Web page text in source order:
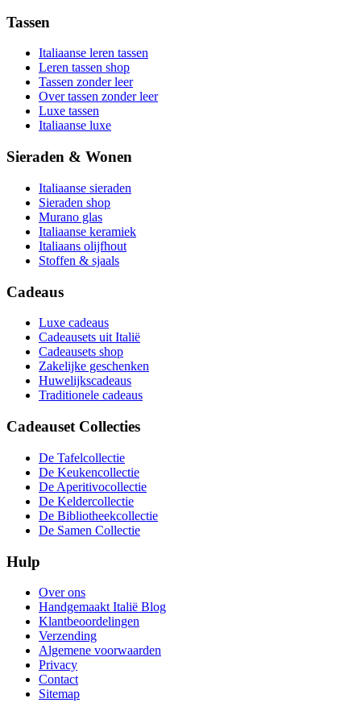
Tassen
Italiaanse leren tassen
Leren tassen shop
Tassen zonder leer
Over tassen zonder leer
Luxe tassen
Italiaanse luxe
Sieraden & Wonen
Italiaanse sieraden
Sieraden shop
Murano glas
Italiaanse keramiek
Italiaans olijfhout
Stoffen & sjaals
Cadeaus
Luxe cadeaus
Cadeausets uit Italië
Cadeausets shop
Zakelijke geschenken
Huwelijkscadeaus
Traditionele cadeaus
Cadeauset Collecties
De Tafelcollectie
De Keukencollectie
De Aperitivocollectie
De Keldercollectie
De Bibliotheekcollectie
De Samen Collectie
Hulp
Over ons
Handgemaakt Italië Blog
Klantbeoordelingen
Verzending
Algemene voorwaarden
Privacy
Contact
Sitemap